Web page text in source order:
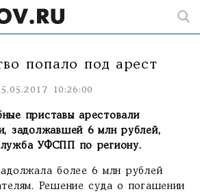
попало под арест
10:26:00
приставы арестовали
задолжавшей 6 млн рублей,
УФСПП по региону.
более 6 млн рублей
Решение суда о погашении